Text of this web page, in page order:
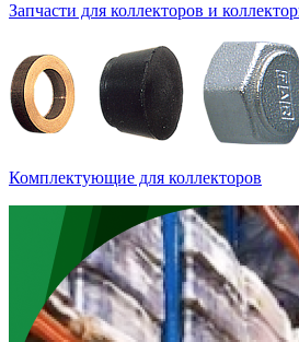
Запчасти для коллекторов и
Комплектующие для коллекторов